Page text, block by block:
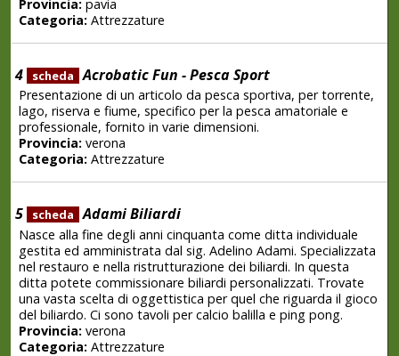
Provincia:pavia
Categoria:Attrezzature
4 scheda Acrobatic Fun - Pesca Sport
Presentazione di un articolo da pesca sportiva, per torrente,
lago, riserva e fiume, specifico per la pesca amatoriale e
professionale, fornito in varie dimensioni.
Provincia:verona
Categoria:Attrezzature
5 scheda Adami Biliardi
Nasce alla fine degli anni cinquanta come ditta individuale
gestita ed amministrata dal sig. Adelino Adami. Specializzata
nel restauro e nella ristrutturazione dei biliardi. In questa
ditta potete commissionare biliardi personalizzati. Trovate
una vasta scelta di oggettistica per quel che riguarda il gioco
del biliardo. Ci sono tavoli per calcio balilla e ping pong.
Provincia:verona
Categoria:Attrezzature